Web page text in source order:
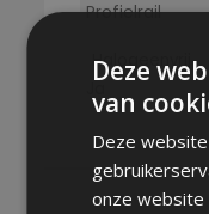
Profielrail
Halogeenvrij
Deze
van
Deze
onze website